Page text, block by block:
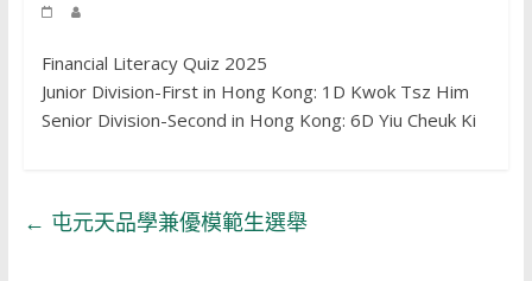
Financial Literacy Quiz 2025
Junior Division-First in Hong Kong: 1D Kwok Tsz Him
Senior Division-Second in Hong Kong: 6D Yiu Cheuk Ki
← 屯元天品學兼優模範生選舉